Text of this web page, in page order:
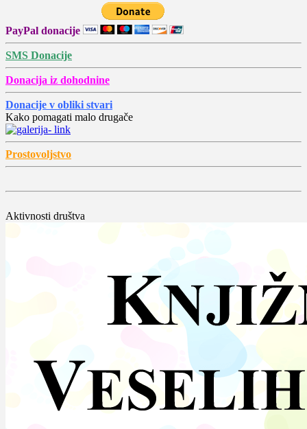
PayPal donacije
SMS Donacije
Donacija iz dohodnine
Donacije v obliki stvari
Kako pomagati malo drugače
Prostovoljstvo
Aktivnosti društva